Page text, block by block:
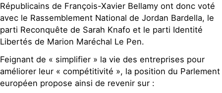
Républicains de François-Xavier Bellamy ont donc voté
avec le Rassemblement National de Jordan Bardella, le
parti Reconquête de Sarah Knafo et le parti Identité
Libertés de Marion Maréchal Le Pen.
Feignant de « simplifier » la vie des entreprises pour
améliorer leur « compétitivité », la position du Parlement
européen propose ainsi de revenir sur :